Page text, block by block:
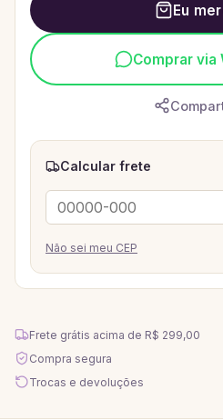
Eu
Comprar via
Calcular frete
Não sei meu CEP
Frete grátis acima de R$ 299,00
Compra segura
Trocas e devoluções